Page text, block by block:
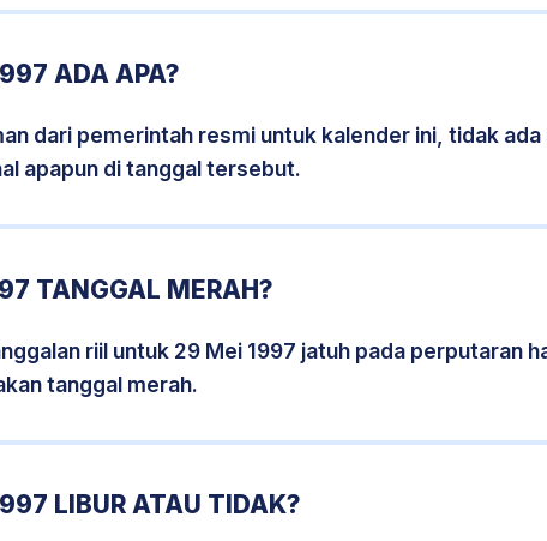
ADA APA?
dari pemerintah resmi untuk kalender ini, tidak
apapun di tanggal tersebut.
TANGGAL MERAH?
riil untuk 29 Mei 1997 jatuh pada perputaran
tanggal merah.
LIBUR ATAU TIDAK?